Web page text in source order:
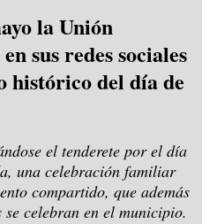
la Unión
sus redes sociales
histórico del día de
el tenderete por el día
una celebración familiar
compartido, que además
celebran en el municipio.